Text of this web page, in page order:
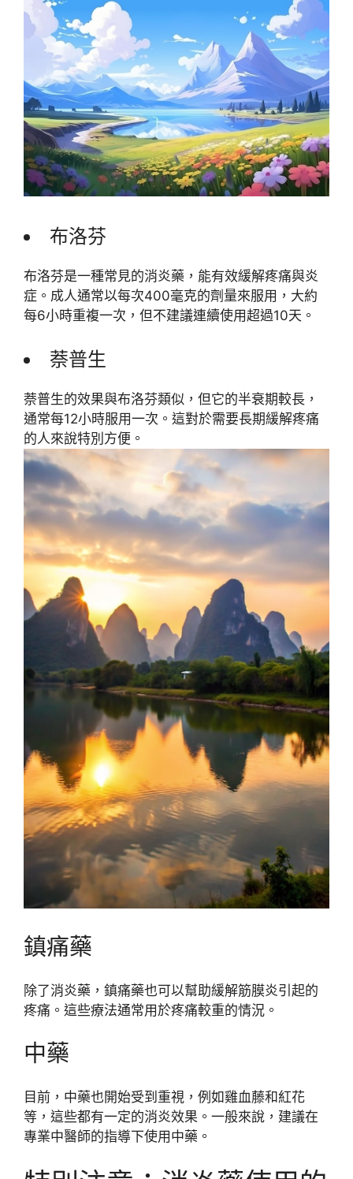
布洛芬
布洛芬是一種常見的消炎藥，能有效緩解疼痛與炎
症。成人通常以每次400毫克的劑量來服用，大約
每6小時重複一次，但不建議連續使用超過10天。
萘普生
萘普生的效果與布洛芬類似，但它的半衰期較長，
通常每12小時服用一次。這對於需要長期緩解疼痛
的人來說特別方便。
鎮痛藥
除了消炎藥，鎮痛藥也可以幫助緩解筋膜炎引起的
疼痛。這些療法通常用於疼痛較重的情況。
中藥
目前，中藥也開始受到重視，例如雞血藤和紅花
等，這些都有一定的消炎效果。一般來說，建議在
專業中醫師的指導下使用中藥。